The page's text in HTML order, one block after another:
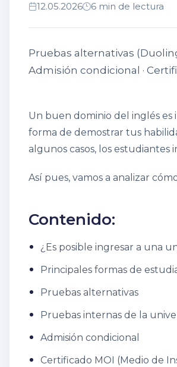
12.05.2026 6 min de lectura
Pruebas alternativas
Admisión condicional ·
Un buen dominio del inglés es
forma de demostrar tus
algunos casos, los
Así pues, vamos a analizar
Contenido:
¿Es posible ingresar a una
Principales formas de
Pruebas alternativas
Pruebas internas de la
Admisión condicional
Certificado MOI (Medio de